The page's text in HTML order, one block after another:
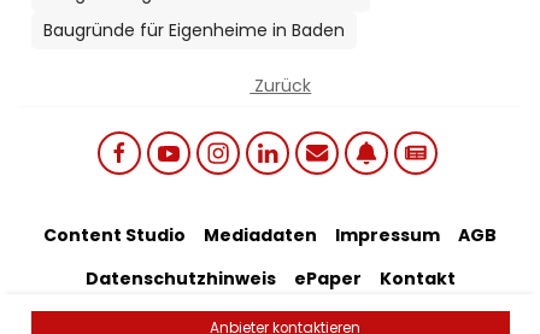
Anbieter kontaktieren
Baugründe für Eigenheime in Baden
Zurück
Social links menu
Footer Bottom Menu
Content Studio Mediadaten Impressum
AGB
Datenschutzhinweis
ePaper
Kontakt
Artikel-Feedback